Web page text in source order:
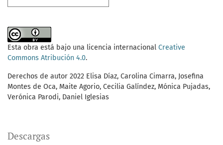
Esta obra está bajo una licencia internacional Creative
Commons Atribución 4.0.
Derechos de autor 2022 Elisa Díaz, Carolina Cimarra, Josefina
Montes de Oca, Maite Agorio, Cecilia Galíndez, Mónica Pujadas,
Verónica Parodi, Daniel Iglesias
Descargas